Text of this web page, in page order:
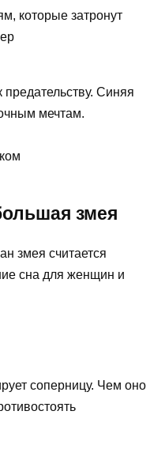
которые затронут
Синяя
мечтам.
змея
змея считается
сна для женщин и
соперницу. Чем оно